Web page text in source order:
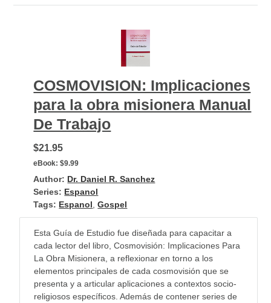
COSMOVISION: Implicaciones
para la obra misionera Manual
De Trabajo
$21.95
eBook: $9.99
Author: Dr. Daniel R. Sanchez
Series: Espanol
Tags: Espanol ,Gospel
Esta Guía de Estudio fue diseñada para capacitar a
cada lector del libro, Cosmovisión: Implicaciones Para
La Obra Misionera, a reflexionar en torno a los
elementos principales de cada cosmovisión que se
presenta y a articular aplicaciones a contextos socio-
religiosos específicos. Además de contener series de